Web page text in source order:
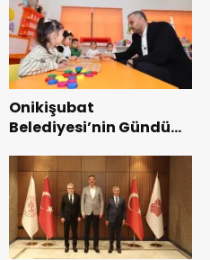
Onikişubat
Belediyesi’nin Gündüz
dönemin ön kayıtları
başladı.